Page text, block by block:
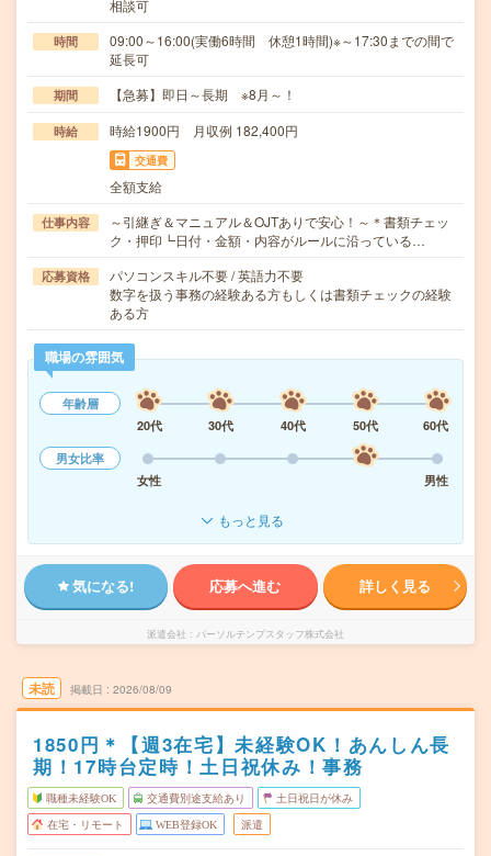
相談可
時間
09:00～16:00(実働6時間 休憩1時間)※～17:30までの間で
延長可
期間 【急募】即日～長期 ※8月～！
時給 時給1900円 月収例 182,400円
交通費
全額支給
仕事内容
～引継ぎ＆マニュアル＆OJTありで安心！～＊書類チェッ
ク・押印┗日付・金額・内容がルールに沿っている…
応募資格
パソコンスキル不要 / 英語力不要
数字を扱う事務の経験ある方もしくは書類チェックの経験
ある方
職場の雰囲気
年齢層
20代
30代 40代 50代
60代
男女比率
女性
男性
もっと見る
気になる! 応募へ進む 詳しく見る
派遣会社 パーソルテンプスタッフ株式会社
未読 掲載日 2026/08/09
1850円＊【週3在宅】未経験OK！あんしん長
期！17時台定時！土日祝休み！事務
職種未経験OK 交通費別途支給あり 土日祝日が休み
在宅・リモート WEB登録OK 派遣